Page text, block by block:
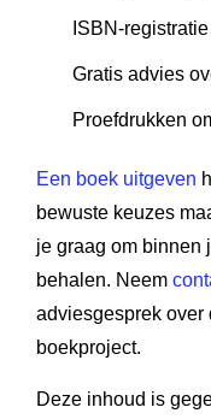
ISBN-
Gratis advies
Proefdrukken
Een boek uitgeven
bewuste keuzes
je graag om binnen
behalen. Neem
adviesgesprek
boekproject.
Deze inhoud is